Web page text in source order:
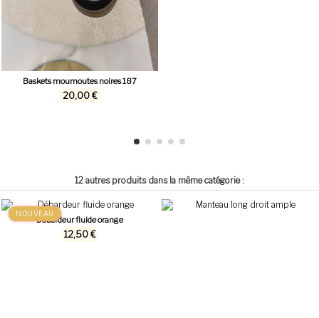
Baskets moumoutes noires 187
20,00 €
12 autres produits dans la même catégorie :
NOUVEAU
Débardeur fluide orange
12,50 €